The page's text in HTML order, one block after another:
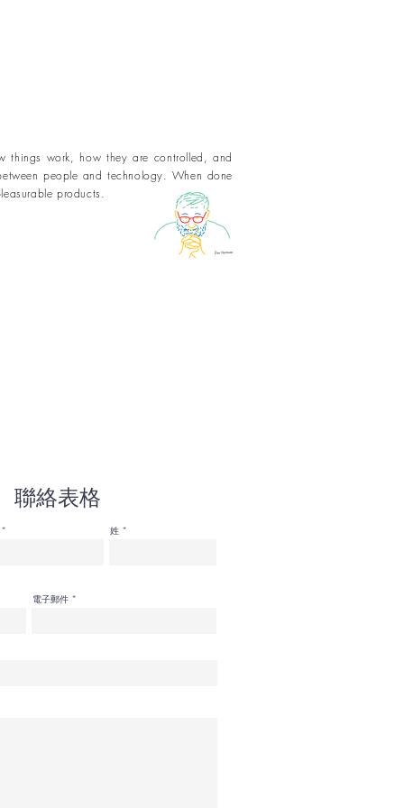
things work, how they are controlled, and
people and technology. When done
products.
聯絡表格
姓
電子郵件